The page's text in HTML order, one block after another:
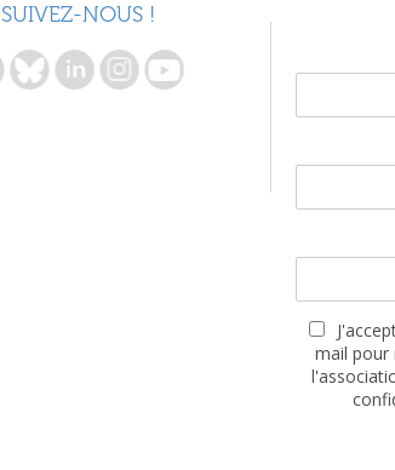
SUIVEZ-NOUS !
mail pour